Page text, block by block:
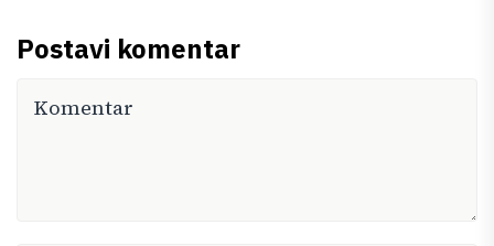
Postavi komentar